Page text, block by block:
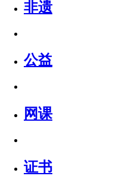
非遗
公益
网课
证书